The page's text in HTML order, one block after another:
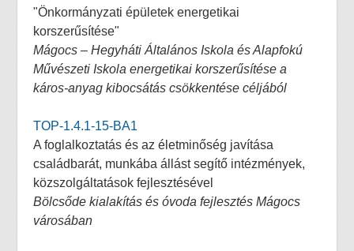
"Önkormányzati épületek energetikai
korszerűsítése"
Mágocs – Hegyháti Általános Iskola és Alapfokú
Művészeti Iskola energetikai korszerűsítése a
káros-anyag kibocsátás csökkentése céljából
TOP-1.4.1-15-BA1
A foglalkoztatás és az életminőség javítása
családbarát, munkába állást segítő intézmények,
közszolgáltatások fejlesztésével
Bölcsőde kialakítás és óvoda fejlesztés Mágocs
városában